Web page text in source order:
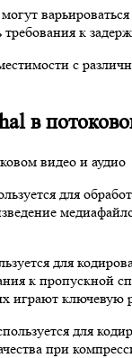
к
с
в
для
для
к пропускной
играют ключевую
для
при